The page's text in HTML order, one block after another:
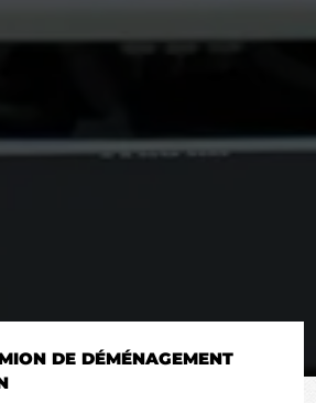
DE DÉMÉNAGEMENT